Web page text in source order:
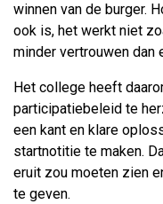
winnen van de burger.
ook is, het werkt niet
minder vertrouwen dan
Het college heeft
participatiebeleid te
een kant en klare
startnotitie te maken.
eruit zou moeten zien
te geven.